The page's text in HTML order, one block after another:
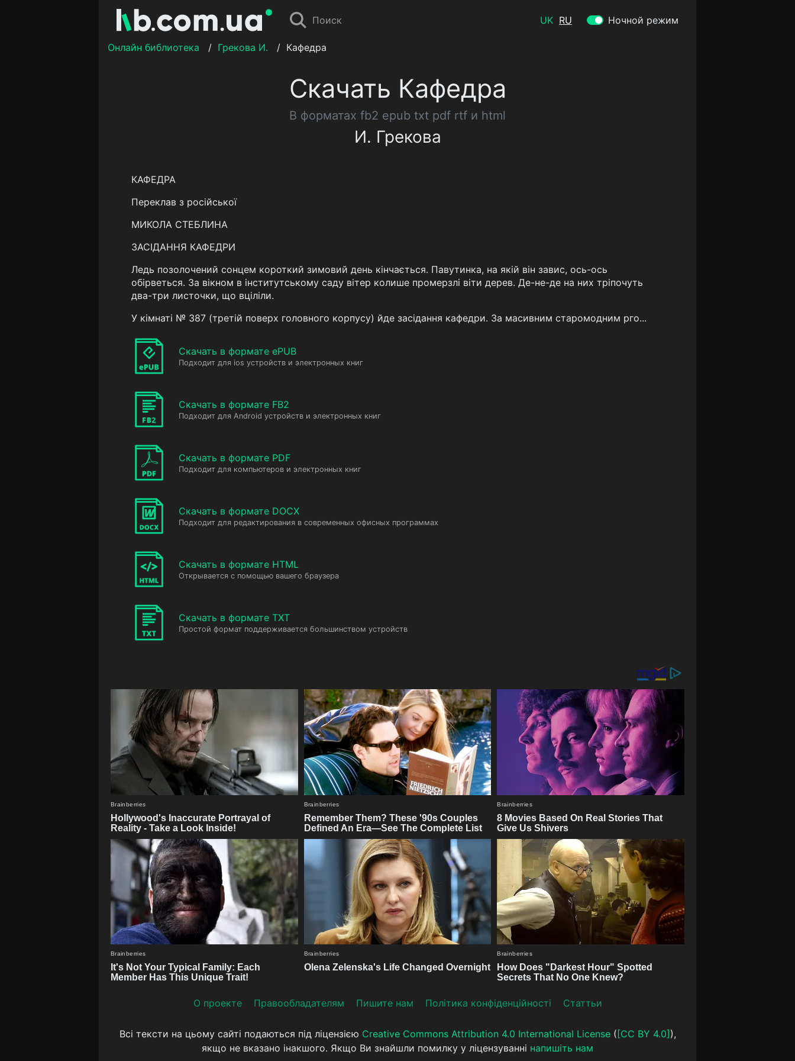
Поиск UK RU Ночной режим
Онлайн библиотека / Грекова И. / Кафедра
Скачать Кафедра
В форматах fb2 epub txt pdf rtf и html
И. Грекова
КАФЕДРА
Переклав з російської
МИКОЛА СТЕБЛИНА
ЗАСІДАННЯ КАФЕДРИ
Ледь позолочений сонцем короткий зимовий день кінчається. Павутинка, на якій він завис, ось-ось
обірветься. За вікном в інститутському саду вітер колише промерзлі віти дерев. Де-не-де на них тріпочуть
два-три листочки, що вціліли.
У кімнаті № 387 (третій поверх головного корпусу) йде засідання кафедри. За масивним старомодним рго...
Скачать в формате ePUB
Подходит для ios устройств и электронных книг
Скачать в формате FB2
Подходит для Android устройств и электронных книг
Скачать в формате PDF
Подходит для компьютеров и электронных книг
Скачать в формате DOCX
Подходит для редактирования в современных офисных программах
Скачать в формате HTML
Открывается с помощью вашего браузера
Скачать в формате TXT
Простой формат поддерживается большинством устройств
О проекте Прaвooблaдателям Пишите нам Політика конфіденційності Статтьи
Всі тексти на цьому сайті подаються під ліцензією Creative Commons Attribution 4.0 International License( [CC BY 4.0] ),
якщо не вказано інакшого. Якщо Ви знайшли помилку у ліцензуванні напишіть нам